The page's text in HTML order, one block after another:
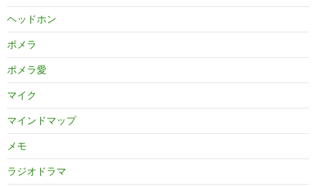
ヘッドホン
ポメラ
ポメラ愛
マイク
マインドマップ
メモ
ラジオドラマ